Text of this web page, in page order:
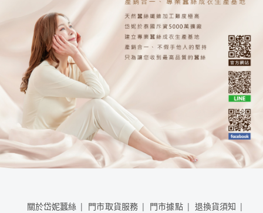
關於岱妮蠶絲 門市取貨服務 門市據點 退換貨須知